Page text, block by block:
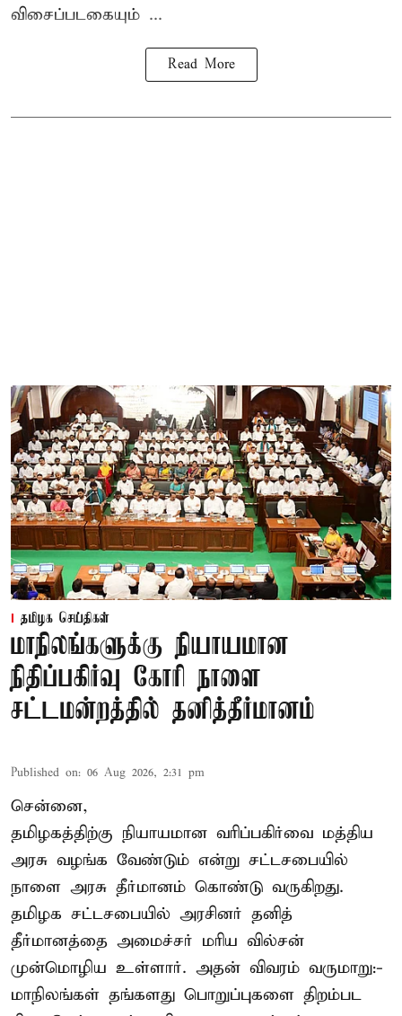
விசைப்படகையும் ...
Read More
தமிழக செய்திகள்
மாநிலங்களுக்கு நியாயமான
நிதிப்பகிர்வு கோரி நாளை
சட்டமன்றத்தில் தனித்தீர்மானம்
Published on: 06 Aug 2026, 2:31 pm
சென்னை,
தமிழகத்திற்கு நியாயமான வரிப்பகிர்வை மத்திய
அரசு வழங்க வேண்டும் என்று சட்டசபையில்
நாளை அரசு தீர்மானம் கொண்டு வருகிறது.
தமிழக சட்டசபையில் அரசினர் தனித்
தீர்மானத்தை அமைச்சர் மரிய வில்சன்
முன்மொழிய உள்ளார். அதன் விவரம் வருமாறு:-
மாநிலங்கள் தங்களது பொறுப்புகளை திறம்பட